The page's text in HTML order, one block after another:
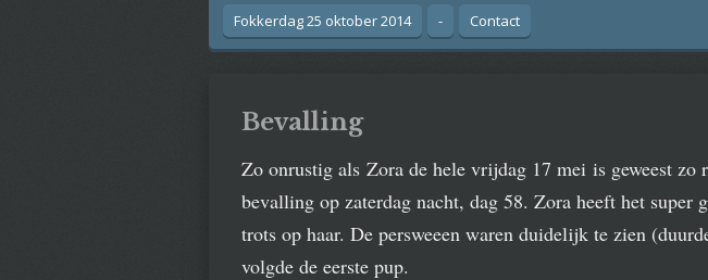
Fokkerdag 25 oktober 2014
- Contact
Bevalling
Zo onrustig als Zora de hele vrijdag 17 mei is geweest zo
bevalling op zaterdag nacht, dag 58. Zora heeft het super
trots op haar. De persweeen waren duidelijk te zien
volgde de eerste pup.